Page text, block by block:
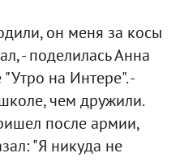
он меня за косы
- поделилась Анна
на Интере". -
чем дружили.
после армии,
"Я никуда не